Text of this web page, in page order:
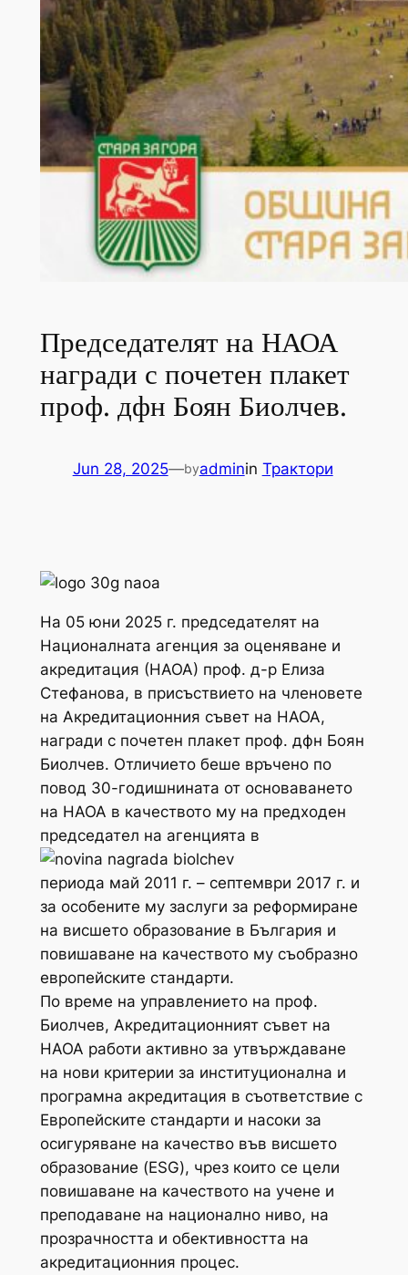
Председателят на НАОА
награди с почетен плакет
проф. дфн Боян Биолчев.
Jun 28, 2025—byadminin Трактори
На 05 юни 2025 г. председателят на
Националната агенция за оценяване и
акредитация (НАОА) проф. д-р Елиза
Стефанова, в присъствието на членовете
на Акредитационния съвет на НАОА,
награди с почетен плакет проф. дфн Боян
Биолчев. Отличието беше връчено по
повод 30-годишнината от основаването
на НАОА в качеството му на предходен
председател на агенцията в
периода май 2011 г. – септември 2017 г. и
за особените му заслуги за реформиране
на висшето образование в България и
повишаване на качеството му съобразно
европейските стандарти.
По време на управлението на проф.
Биолчев, Акредитационният съвет на
НАОА работи активно за утвърждаване
на нови критерии за институционална и
програмна акредитация в съответствие с
Европейските стандарти и насоки за
осигуряване на качество във висшето
образование (ESG), чрез които се цели
повишаване на качеството на учене и
преподаване на национално ниво, на
прозрачността и обективността на
акредитационния процес.